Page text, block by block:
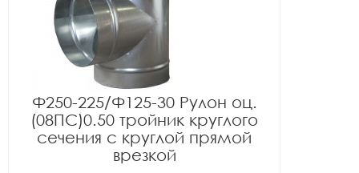
Ф250-225/Ф125-30 Рулон оц.
(08ПС)0.50 тройник круглого
сечения с круглой прямой
врезкой